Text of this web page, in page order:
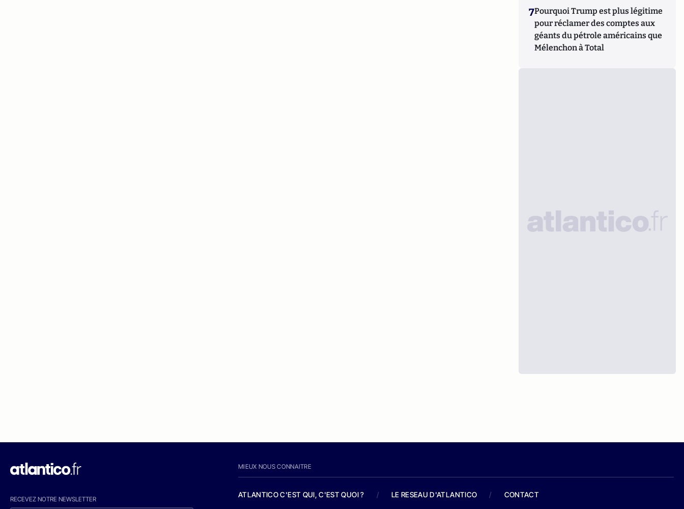
7Pourquoi Trump est plus légitime
pour réclamer des comptes aux
géants du pétrole américains que
Mélenchon à Total
RECEVEZ NOTRE NEWSLETTER
MIEUX NOUS CONNAITRE
ATLANTICO C'EST QUI, C'EST QUOI ? / LE RESEAU D'ATLANTICO / CONTACT